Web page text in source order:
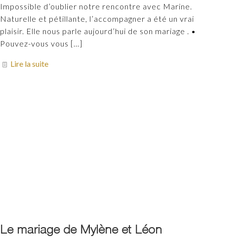
Impossible d’oublier notre rencontre avec Marine.
Naturelle et pétillante, l’accompagner a été un vrai
plaisir. Elle nous parle aujourd’hui de son mariage . •
Pouvez-vous vous […]
Lire la suite
Le mariage de Mylène et Léon